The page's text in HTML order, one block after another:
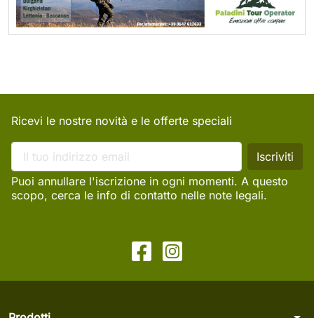
Ricevi le nostre novità e le offerte speciali
Puoi annullare l'iscrizione in ogni momenti. A questo
scopo, cerca le info di contatto nelle note legali.